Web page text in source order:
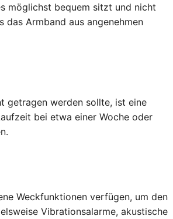
möglichst bequem sitzt und nicht
Armband aus angenehmen
getragen werden sollte, ist eine
bei etwa einer Woche oder
Weckfunktionen verfügen, um den
Vibrationsalarme, akustische